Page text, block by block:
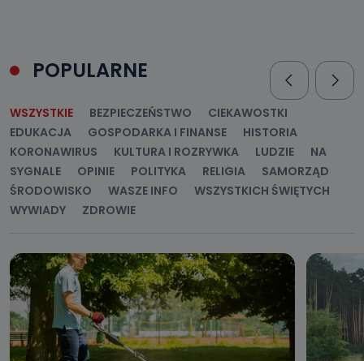
POPULARNE
WSZYSTKIE BEZPIECZEŃSTWO
CIEKAWOSTKI
EDUKACJA
GOSPODARKA I FINANSE
HISTORIA
KORONAWIRUS
KULTURA I ROZRYWKA LUDZIE
NA
SYGNALE
OPINIE POLITYKA RELIGIA
SAMORZĄD
ŚRODOWISKO
WASZE INFO
WSZYSTKICH ŚWIĘTYCH
WYWIADY
ZDROWIE